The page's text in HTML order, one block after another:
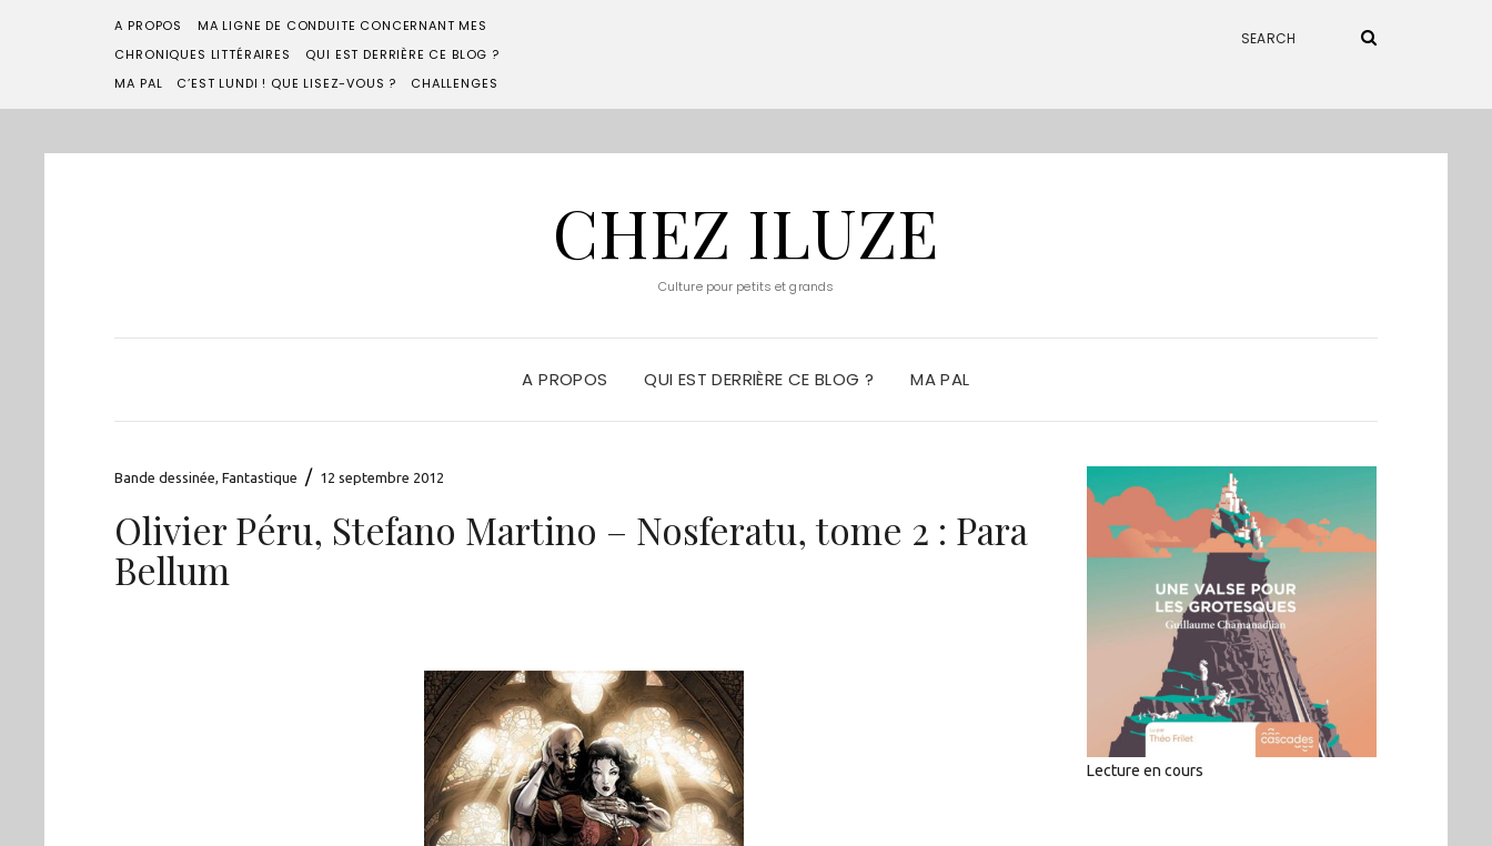
A PROPOS
MA LIGNE DE CONDUITE CONCERNANT MES
CHRONIQUES LITTÉRAIRES
QUI EST DERRIÈRE CE BLOG ?
MA PAL
C’EST LUNDI ! QUE LISEZ-VOUS ? CHALLENGES
CHEZ ILUZE
Culture pour petits et grands
A PROPOS QUI EST DERRIÈRE CE BLOG ? MA PAL
Bande dessinée,Fantastique / 12 septembre 2012
Olivier Péru, Stefano Martino – Nosferatu, tome 2 : Para
Bellum
Lecture en cours